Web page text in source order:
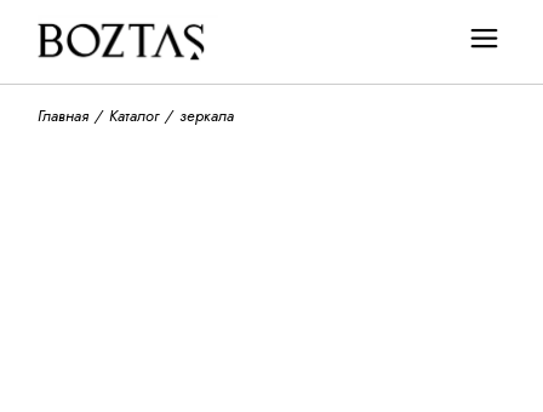
content
Главная Каталог зеркала